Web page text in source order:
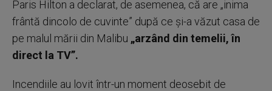
Paris Hilton a declarat, de asemenea, că are „inima
frântă dincolo de cuvinte” după ce şi-a văzut casa de
pe malul mării din Malibu „arzând din temelii, în
direct la TV”.
Incendiile au lovit într-un moment deosebit de